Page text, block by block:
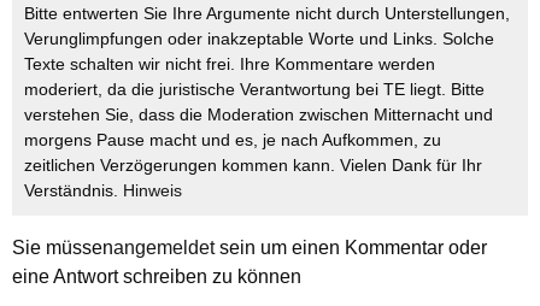
Bitte entwerten Sie Ihre Argumente nicht durch Unterstellungen,
Verunglimpfungen oder inakzeptable Worte und Links. Solche
Texte schalten wir nicht frei. Ihre Kommentare werden
moderiert, da die juristische Verantwortung bei TE liegt. Bitte
verstehen Sie, dass die Moderation zwischen Mitternacht und
morgens Pause macht und es, je nach Aufkommen, zu
zeitlichen Verzögerungen kommen kann. Vielen Dank für Ihr
Verständnis. Hinweis
Sie müssenangemeldetsein um einen Kommentar oder
eine Antwort schreiben zu können